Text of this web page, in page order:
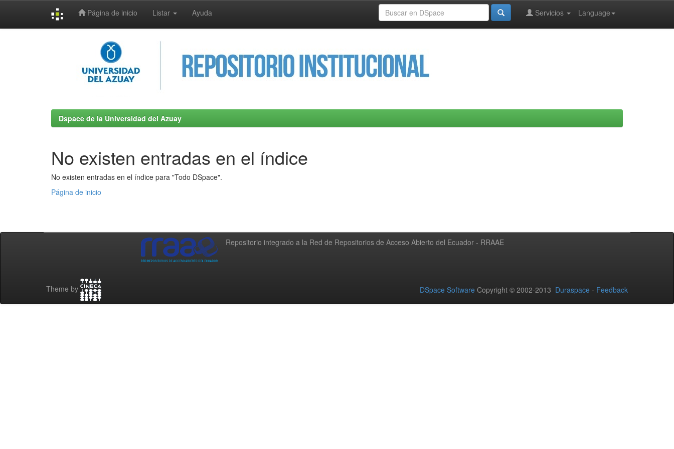
Página de inicio Listar Ayuda Language
Servicios
Dspace de la Universidad del Azuay
No existen entradas en el índice
No existen entradas en el índice para "Todo DSpace".
Página de inicio
Repositorio integrado a la Red de Repositorios de Acceso Abierto del Ecuador - RRAAE
Theme by DSpace Software Copyright © 2002-2013 Duraspace - Feedback